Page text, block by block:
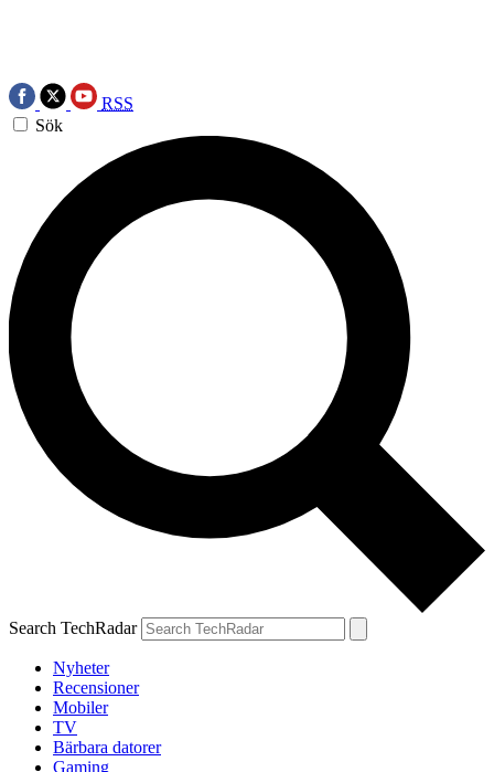
RSS
Sök
Search TechRadar
Nyheter
Recensioner
Mobiler
TV
Bärbara datorer
Gaming